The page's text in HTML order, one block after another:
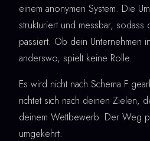
einem anonymen System. Die
strukturiert und messbar,
passiert. Ob dein Unternehmen
anderswo, spielt keine Rolle.
Es wird nicht nach Schema F
richtet sich nach deinen Zielen,
deinem Wettbewerb. Der Weg
umgekehrt.